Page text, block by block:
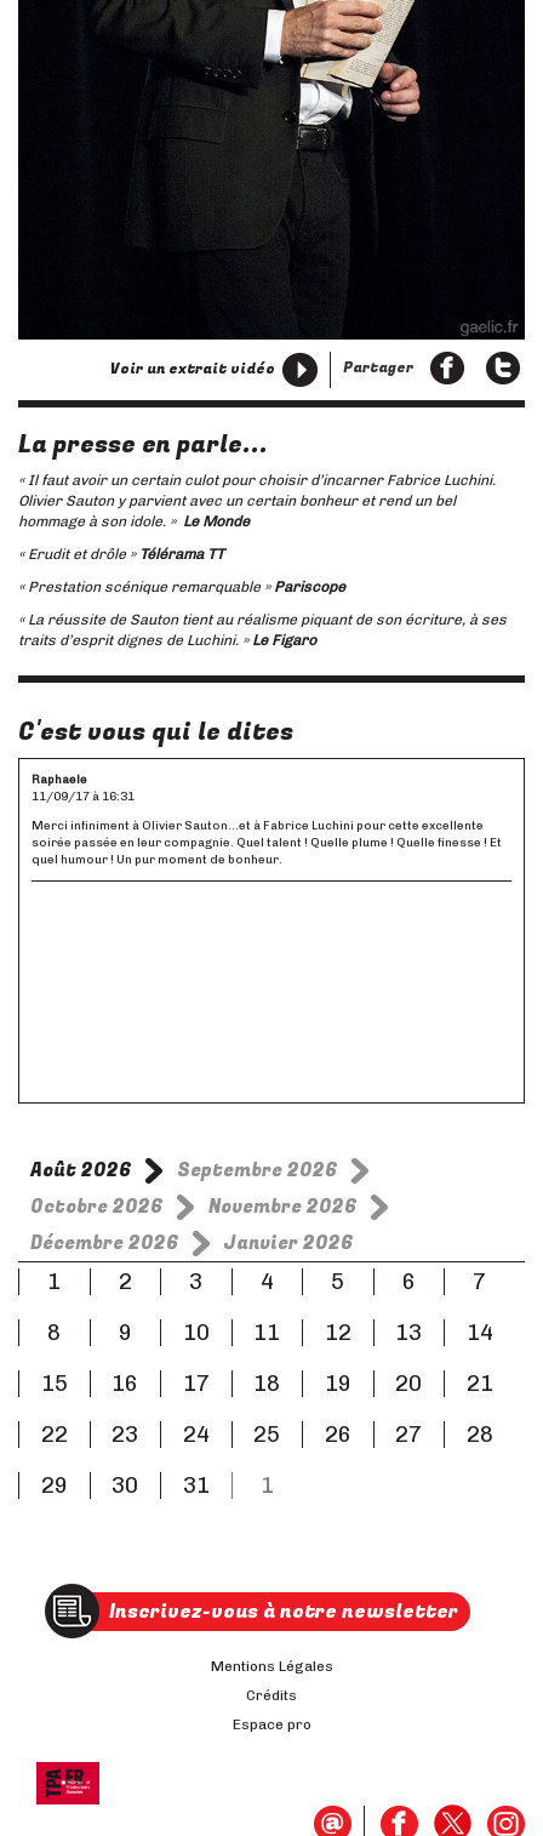
Partager
Voir un extrait vidéo
La presse en parle...
« Il faut avoir un certain culot pour choisir d’incarner Fabrice Luchini.
Olivier Sauton y parvient avec un certain bonheur et rend un bel
hommage à son idole. » Le Monde
« Erudit et drôle » Télérama TT
« Prestation scénique remarquable » Pariscope
« La réussite de Sauton tient au réalisme piquant de son écriture, à ses
traits d’esprit dignes de Luchini. » Le Figaro
C'est vous qui le dites
Raphaele
11/09/17 à 16:31
Merci infiniment à Olivier Sauton...et à Fabrice Luchini pour cette excellente
soirée passée en leur compagnie. Quel talent ! Quelle plume ! Quelle finesse ! Et
quel humour ! Un pur moment de bonheur.
Août 2026
Septembre 2026
Octobre 2026
Novembre 2026
Décembre 2026
Janvier 2026
1
2 3 4 5 6
7
8
9 10 11 12 13
14
15
16 17 18 19 20
21
22
23 24 25 26 27
28
29
30 31 1
Inscrivez-vous à notre newsletter
Mentions Légales
Crédits
Espace pro